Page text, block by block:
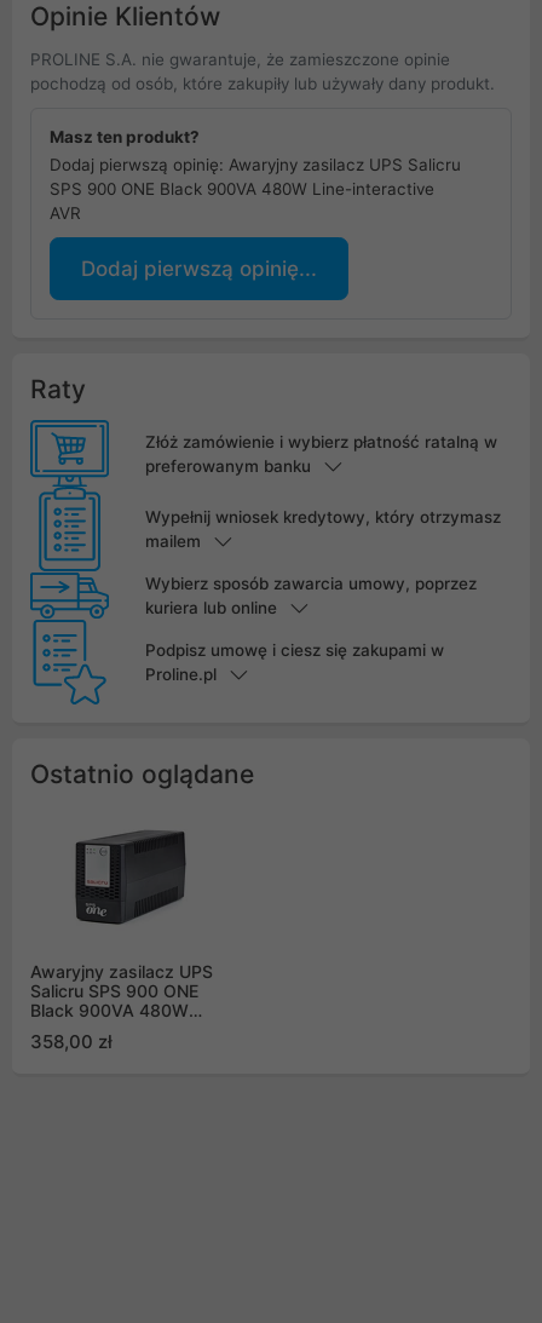
Opinie Klientów
PROLINE S.A. nie gwarantuje, że zamieszczone opinie
pochodzą od osób, które zakupiły lub używały dany produkt.
Masz ten produkt?
Dodaj pierwszą opinię: Awaryjny zasilacz UPS Salicru
SPS 900 ONE Black 900VA 480W Line-interactive
AVR
Dodaj pierwszą opinię...
Raty
Złóż zamówienie i wybierz płatność ratalną w
preferowanym banku
Wypełnij wniosek kredytowy, który otrzymasz
mailem
Wybierz sposób zawarcia umowy, poprzez
kuriera lub online
Podpisz umowę i ciesz się zakupami w
Proline.pl
Ostatnio oglądane
Awaryjny zasilacz UPS
Salicru SPS 900 ONE
Black 900VA 480W
358,00 zł